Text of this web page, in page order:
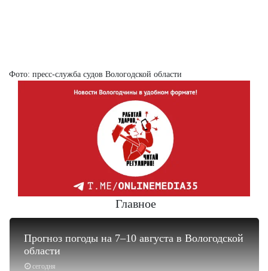
Фото: пресс-служба судов Вологодской области
Главное
сегодня
Прогноз погоды на 7–10 августа в Вологодской
области